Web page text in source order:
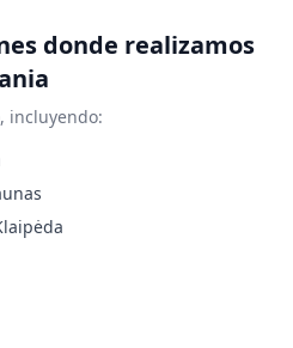
donde realizamos
incluyendo: